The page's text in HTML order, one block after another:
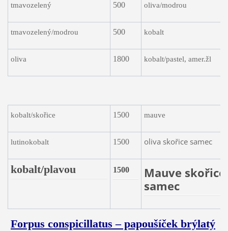
tmavozelený 500 oliva/modrou
tmavozelený/modrou 500 kobalt
oliva 1800 kobalt/pastel, amer.žl
kobalt/skořice 1500 mauve
lutinokobalt 1500 oliva skořice samec
kobalt/plavou 1500
Mauve skořice
samec
Forpus conspicillatus – papoušíček brýlatý